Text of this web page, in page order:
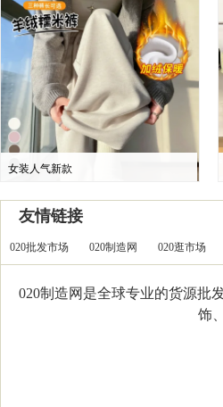
女装人气新款
友情链接
020批发市场 020制造网 020逛市场
020制造网是全球专业的货源批
饰